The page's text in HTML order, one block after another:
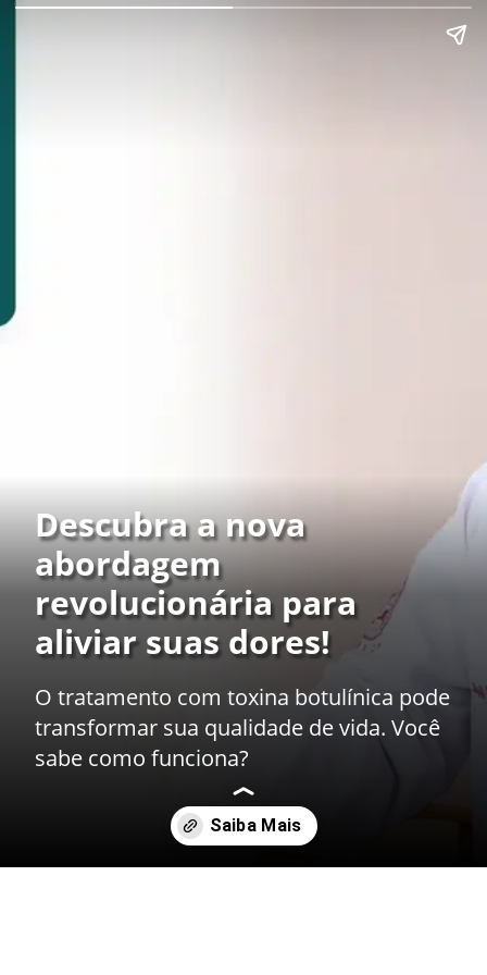
Descubra a nova
abordagem
revolucionária para
aliviar suas dores!
O tratamento com toxina botulínica pode
transformar sua qualidade de vida. Você
sabe como funciona?